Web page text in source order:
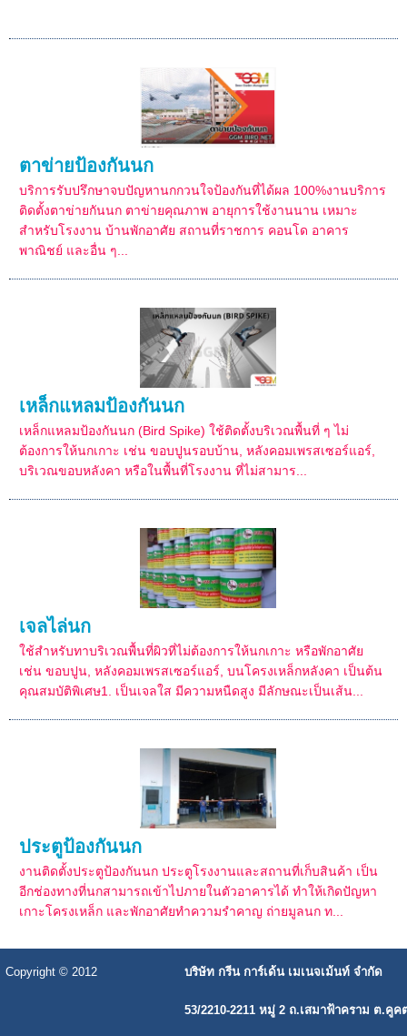
ตาข่ายป้องกันนก
บริการรับปรึกษาจบปัญหานกกวนใจป้องกันที่ได้ผล 100%งานบริการ
ติดตั้งตาข่ายกันนก ตาข่ายคุณภาพ อายุการใช้งานนาน เหมาะ
สำหรับโรงงาน บ้านพักอาศัย สถานที่ราชการ คอนโด อาคาร
พาณิชย์ และอื่น ๆ...
เหล็กแหลมป้องกันนก
เหล็กแหลมป้องกันนก (Bird Spike) ใช้ติดตั้งบริเวณพื้นที่ ๆ ไม่
ต้องการให้นกเกาะ เช่น ขอบปูนรอบบ้าน, หลังคอมเพรสเซอร์แอร์,
บริเวณขอบหลังคา หรือในพื้นที่โรงงาน ที่ไม่สามาร...
เจลไล่นก
ใช้สำหรับทาบริเวณพื้นที่ผิวที่ไม่ต้องการให้นกเกาะ หรือพักอาศัย
เช่น ขอบปูน, หลังคอมเพรสเซอร์แอร์, บนโครงเหล็กหลังคา เป็นต้น
คุณสมบัติพิเศษ1. เป็นเจลใส มีความหนืดสูง มีลักษณะเป็นเส้น...
ประตูป้องกันนก
งานติดตั้งประตูป้องกันนก ประตูโรงงานและสถานที่เก็บสินค้า เป็น
อีกช่องทางที่นกสามารถเข้าไปภายในตัวอาคารได้ ทำให้เกิดปัญหา
เกาะโครงเหล็ก และพักอาศัยทำความรำคาญ ถ่ายมูลนก ท...
Copyright © 2012 บริษัท กรีน การ์เด้น เมเนจเม้นท์ จำกัด
53/2210-2211 หมู่ 2 ถ.เสมาฟ้าคราม ต.คู